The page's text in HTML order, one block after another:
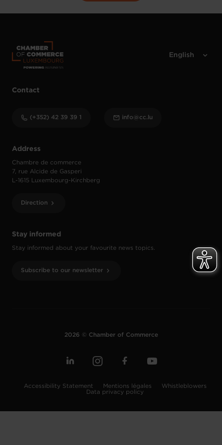
Stay informed
Stay informed about your favourite news topics.
Subscribe to our newsletter
Address
Chambre de commerce
7, rue Alcide de Gasperi
L-1615 Luxembourg-Kirchberg
Direction
Contact
(+352) 42 39 39 1 info@cc.lu
2026 © Chamber of Commerce
Accessibility Statement Mentions légales
Whistleblowers
Data privacy policy